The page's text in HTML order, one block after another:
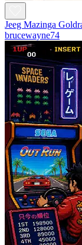
Jeeg Mazinga
brucewayne74